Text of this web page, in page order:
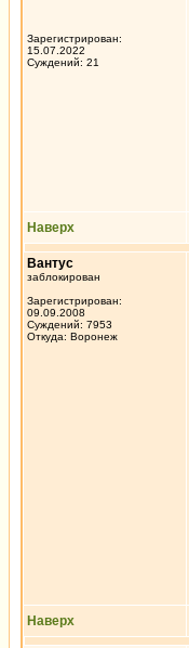
Зарегистрирован:
15.07.2022
Суждений: 21
Наверх
Вантус
заблокирован
Зарегистрирован:
09.09.2008
Суждений: 7953
Откуда: Воронеж
Наверх